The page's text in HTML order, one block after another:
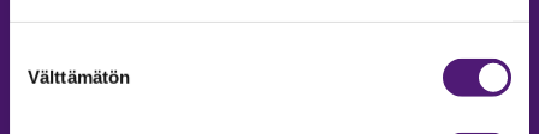
valinta
Välttämätön